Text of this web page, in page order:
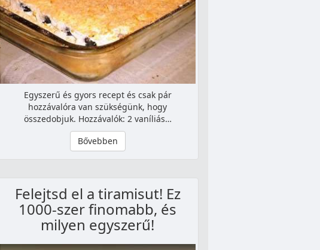
Egyszerű és gyors recept és csak pár
hozzávalóra van szükségünk, hogy
összedobjuk. Hozzávalók: 2 vaníliás…
Bővebben
Felejtsd el a tiramisut! Ez
1000-szer finomabb, és
milyen egyszerű!